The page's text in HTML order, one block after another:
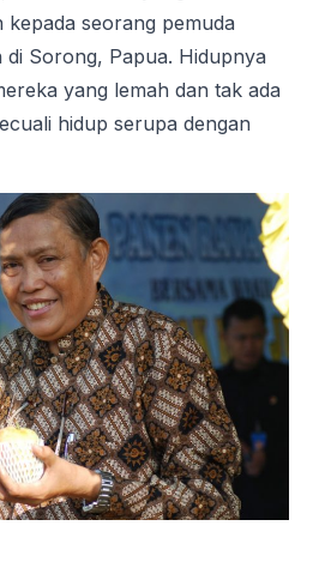
kepada seorang pemuda
di Sorong, Papua. Hidupnya
yang lemah dan tak ada
hidup serupa dengan